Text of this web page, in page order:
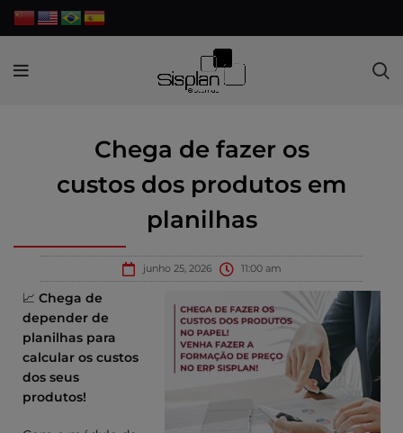
Chega de fazer os
custos dos produtos em
planilhas
junho 25, 2026 11:00 am
📈 Chega de
depender de
planilhas para
calcular os custos
dos seus
produtos!